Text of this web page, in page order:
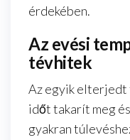
érdekében.
Az evési
tévhitek
Az egyik elterjedt
időt takarít meg
gyakran